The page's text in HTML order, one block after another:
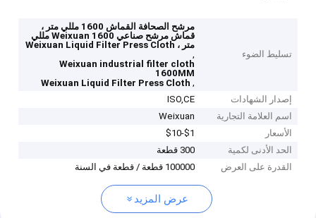
تسليط الضوء
مرشح الصحافة القماش 1600 مللي متر ،
قماش مرشح صناعي Weixuan 1600 مللي
متر ، Weixuan Liquid Filter Press Cloth
,
Weixuan industrial filter cloth
1600MM
,
Weixuan Liquid Filter Press Cloth
إصدار الشهادات
ISO,CE
اسم العلامة التجارية
Weixuan
الأسعار
$1-$10
الحد الأدنى لكمية
300 قطعة
القدرة على العرض
100000 قطعة / قطعة في السنة
عرض المزيد